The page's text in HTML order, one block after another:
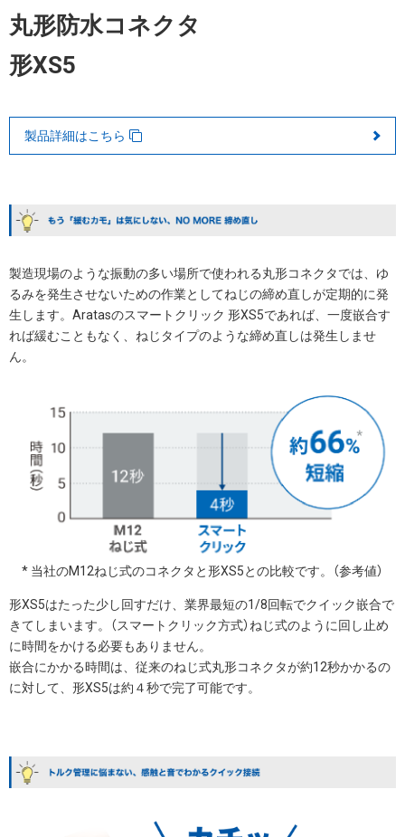
丸形防水コネクタ
形XS5
製品詳細はこちら
製造現場のような振動の多い場所で使われる丸形コネクタでは、ゆ
るみを発生させないための作業としてねじの締め直しが定期的に発
生します。Aratasのスマートクリック 形XS5であれば、一度嵌合す
れば緩むこともなく、ねじタイプのような締め直しは発生しませ
ん。
* 当社のM12ねじ式のコネクタと形XS5との比較です。（参考値）
形XS5はたった少し回すだけ、業界最短の1/8回転でクイック嵌合で
きてしまいます。（スマートクリック方式）ねじ式のように回し止め
に時間をかける必要もありません。
嵌合にかかる時間は、従来のねじ式丸形コネクタが約12秒かかるの
に対して、形XS5は約４秒で完了可能です。